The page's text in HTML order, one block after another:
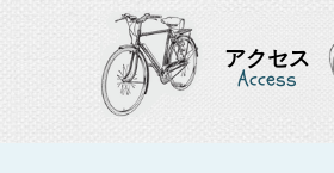
アクセス
Access